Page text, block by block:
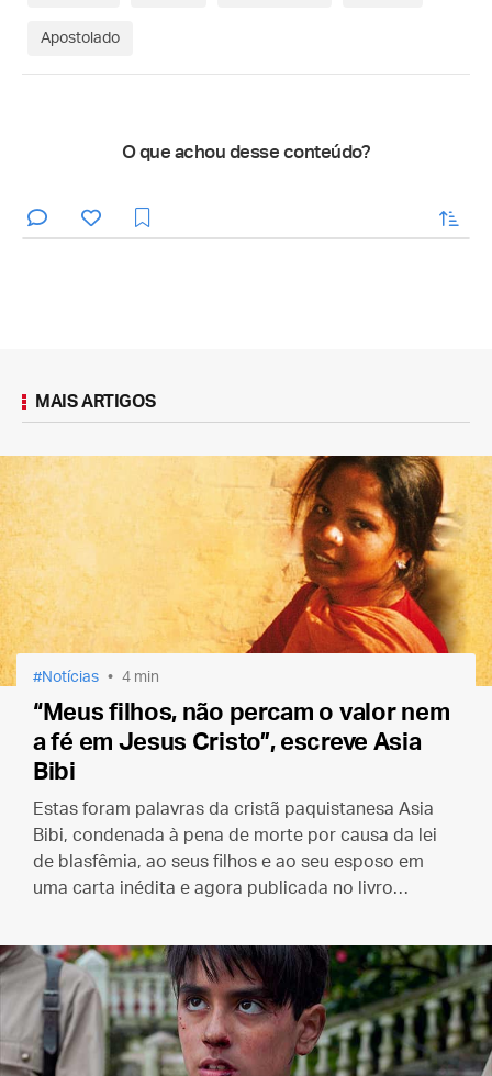
Apostolado
O que achou desse conteúdo?
enviar
MAIS ARTIGOS
Notícias 4 min
“Meus filhos, não percam o valor nem
a fé em Jesus Cristo”, escreve Asia
Bibi
Estas foram palavras da cristã paquistanesa Asia
Bibi, condenada à pena de morte por causa da lei
de blasfêmia, ao seus filhos e ao seu esposo em
uma carta inédita e agora publicada no livro